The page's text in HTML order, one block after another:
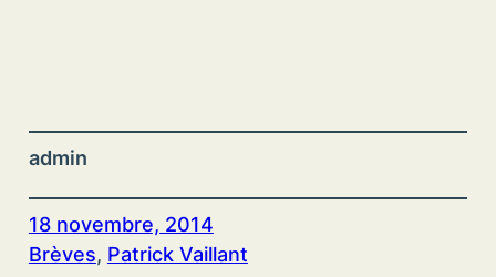
admin
18 novembre, 2014
Brèves, Patrick Vaillant